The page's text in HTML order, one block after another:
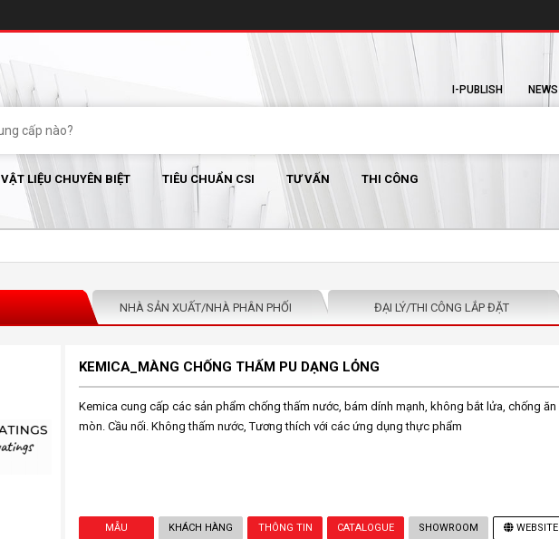
I-PUBLISH NEWS
VẬT LIỆU CHUYÊN BIỆT TIÊU CHUẨN CSI TƯ VẤN THI CÔNG
NHÀ SẢN XUẤT/NHÀ PHÂN PHỐI ĐẠI LÝ/THI CÔNG LẮP ĐẶT
KEMICA_MÀNG CHỐNG THẤM PU DẠNG LỎNG
Kemica cung cấp các sản phẩm chống thấm nước, bám dính mạnh, không bắt lửa, chống ăn
mòn. Cầu nối. Không thấm nước, Tương thích với các ứng dụng thực phẩm
MẪU KHÁCH HÀNG THÔNG TIN CATALOGUE SHOWROOM WEBSITE